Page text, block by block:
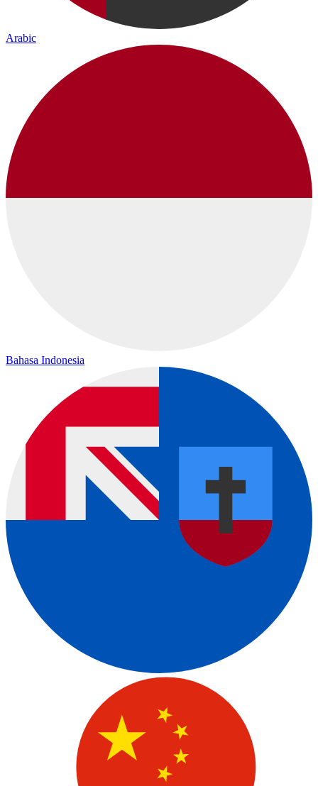
Arabic
Bahasa Indonesia